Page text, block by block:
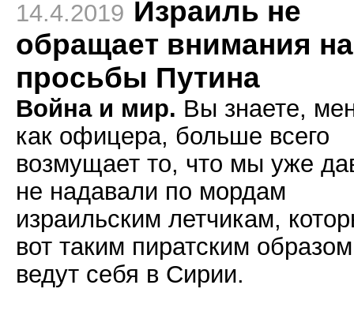
14.4.2019 Израиль не
обращает внимания на
просьбы Путина
Война и мир. Вы знаете,
как офицера, больше всего
возмущает то, что мы уже
не надавали по мордам
израильским летчикам,
вот таким пиратским образом
ведут себя в Сирии.